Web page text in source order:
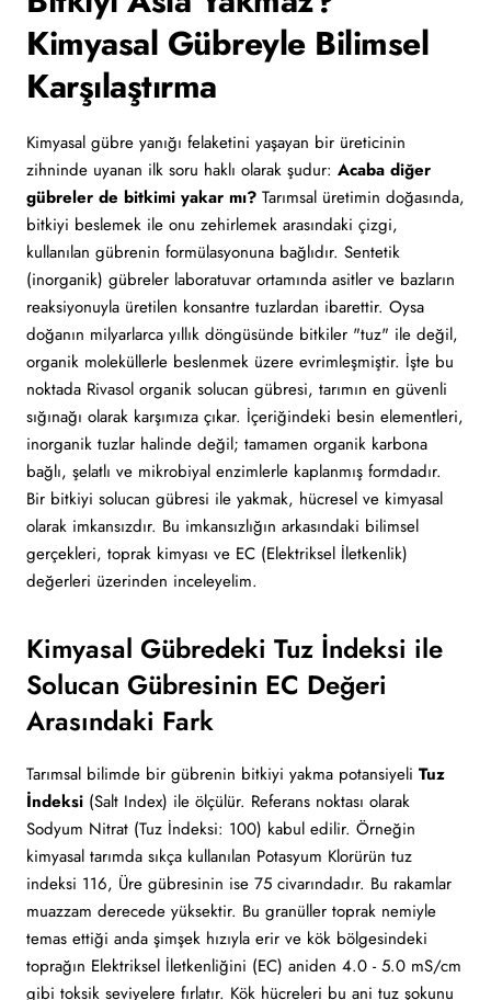
Kimyasal Gübreyle Bilimsel
Karşılaştırma
Kimyasal gübre yanığı felaketini yaşayan bir üreticinin
zihninde uyanan ilk soru haklı olarak şudur: Acaba diğer
gübreler de bitkimi yakar mı? Tarımsal üretimin doğasında,
bitkiyi beslemek ile onu zehirlemek arasındaki çizgi,
kullanılan gübrenin formülasyonuna bağlıdır. Sentetik
(inorganik) gübreler laboratuvar ortamında asitler ve bazların
reaksiyonuyla üretilen konsantre tuzlardan ibarettir. Oysa
doğanın milyarlarca yıllık döngüsünde bitkiler "tuz" ile değil,
organik moleküllerle beslenmek üzere evrimleşmiştir. İşte bu
noktada Rivasol organik solucan gübresi, tarımın en güvenli
sığınağı olarak karşımıza çıkar. İçeriğindeki besin elementleri,
inorganik tuzlar halinde değil; tamamen organik karbona
bağlı, şelatlı ve mikrobiyal enzimlerle kaplanmış formdadır.
Bir bitkiyi solucan gübresi ile yakmak, hücresel ve kimyasal
olarak imkansızdır. Bu imkansızlığın arkasındaki bilimsel
gerçekleri, toprak kimyası ve EC (Elektriksel İletkenlik)
değerleri üzerinden inceleyelim.
Kimyasal Gübredeki Tuz İndeksi ile
Solucan Gübresinin EC Değeri
Arasındaki Fark
Tarımsal bilimde bir gübrenin bitkiyi yakma potansiyeli Tuz
İndeksi (Salt Index) ile ölçülür. Referans noktası olarak
Sodyum Nitrat (Tuz İndeksi: 100) kabul edilir. Örneğin
kimyasal tarımda sıkça kullanılan Potasyum Klorürün tuz
indeksi 116, Üre gübresinin ise 75 civarındadır. Bu rakamlar
muazzam derecede yüksektir. Bu granüller toprak nemiyle
temas ettiği anda şimşek hızıyla erir ve kök bölgesindeki
toprağın Elektriksel İletkenliğini (EC) aniden 4.0 - 5.0 mS/cm
gibi toksik seviyelere fırlatır. Kök hücreleri bu ani tuz şokunu